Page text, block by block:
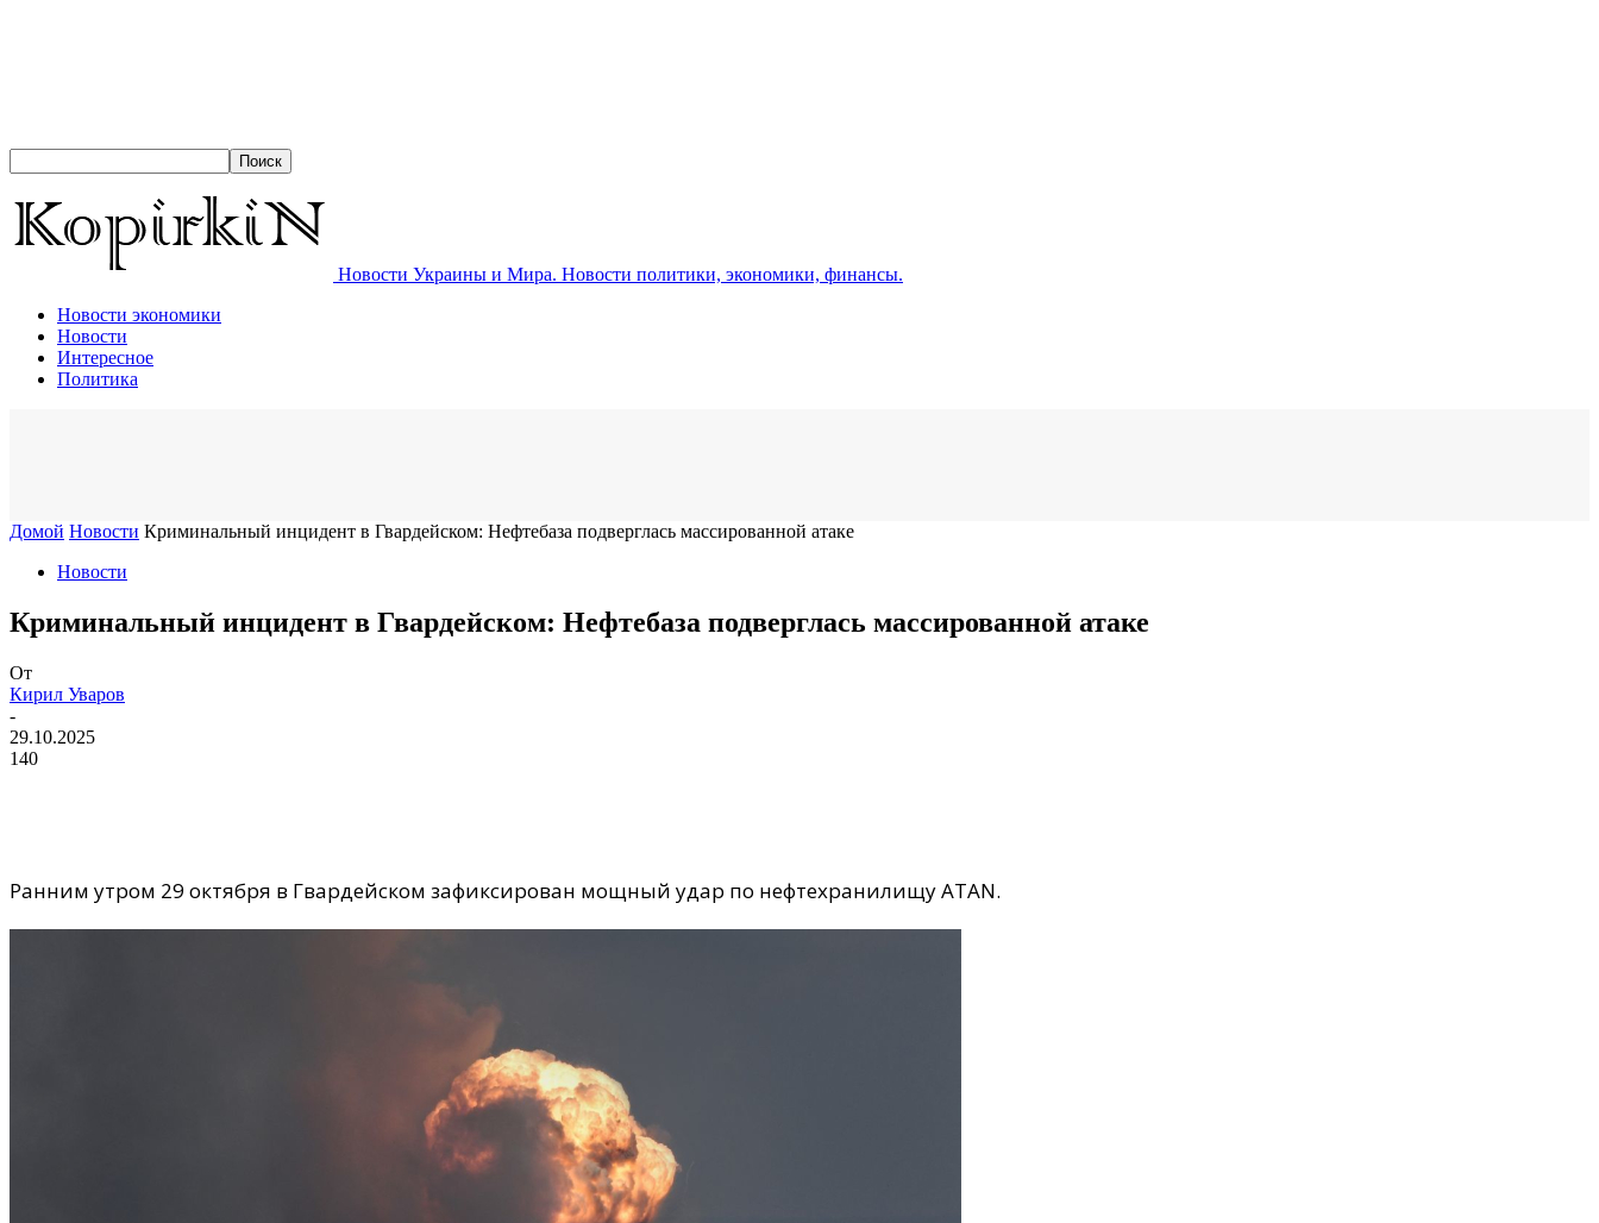
Новости Украины и Мира. Новости политики, экономики, финансы.
Новости экономики
Новости
Интересное
Политика
Домой Новости Криминальный инцидент в Гвардейском: Нефтебаза подверглась массированной атаке
Новости
Криминальный инцидент в Гвардейском: Нефтебаза подверглась массированной атаке
От
Кирил Уваров
-
29.10.2025
140
Ранним утром 29 октября в Гвардейском зафиксирован мощный удар по нефтехранилищу ATAN.